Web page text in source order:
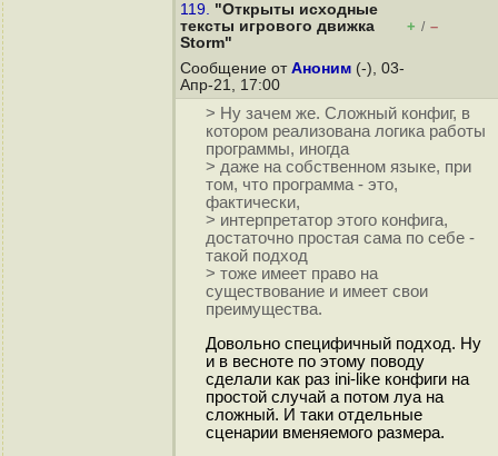
119. "Открыты исходные
тексты игрового движка
Storm"
+ / –
Сообщение от Аноним (-), 03-
Апр-21, 17:00
> Ну зачем же. Сложный конфиг, в
котором реализована логика работы
программы, иногда
> даже на собственном языке, при
том, что программа - это,
фактически,
> интерпретатор этого конфига,
достаточно простая сама по себе -
такой подход
> тоже имеет право на
существование и имеет свои
преимущества.
Довольно специфичный подход. Ну
и в весноте по этому поводу
сделали как раз ini-like конфиги на
простой случай а потом луа на
сложный. И таки отдельные
сценарии вменяемого размера.